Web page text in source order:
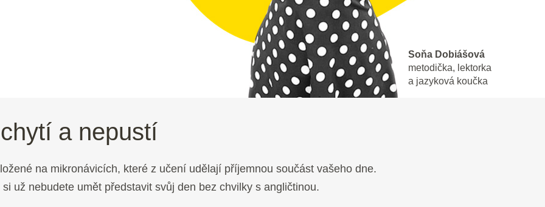
Soňa Dobiášová
metodička, lektorka
a jazyková koučka
a nepustí
na mikronávicích, které z učení udělají příjemnou součást vašeho dne.
už nebudete umět představit svůj den bez chvilky s angličtinou.